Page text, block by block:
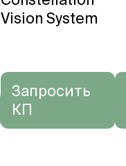
Vision System
Запросить
КП